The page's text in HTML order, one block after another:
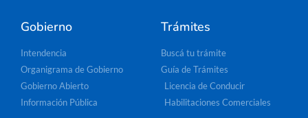
Gobierno
Intendencia
Organigrama de Gobierno
Gobierno Abierto
Información Pública
Trámites
Buscá tu trámite
Guía de Trámites
Licencia de Conducir
Habilitaciones Comerciales